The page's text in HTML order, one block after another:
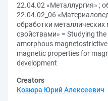
22.04.02 «Металлургия» ;
22.04.02_06
обработки
свойствами» = Studying
amorphous
magnetic properties for
development
Creators
Козюра Юрий Алексеевич